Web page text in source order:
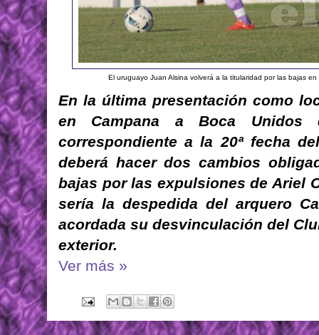
El uruguayo Juan Alsina volverá a la titularidad por las bajas
En la última presentación como
en Campana a Boca
correspondiente a la 20ª fecha
deberá hacer dos cambios
bajas por las expulsiones de Ariel
sería la despedida del arquero
acordada su desvinculación del
exterior.
Ver más »